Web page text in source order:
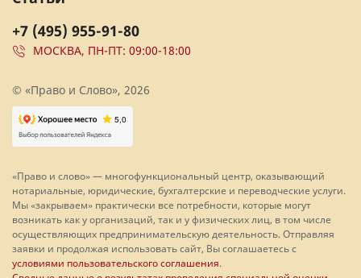
+7 (495) 955-91-80
МОСКВА, ПН-ПТ: 09:00-18:00
© «Право и Слово», 2026
«Право и слово» — многофункциональный центр, оказывающий
нотариальные, юридические, бухгалтерские и переводческие услуги.
Мы «закрываем» практически все потребности, которые могут
возникать как у организаций, так и у физических лиц, в том числе
осуществляющих предпринимательскую деятельность. Отправляя
заявки и продолжая использовать сайт, Вы соглашаетесь с
условиями пользовательского соглашения.